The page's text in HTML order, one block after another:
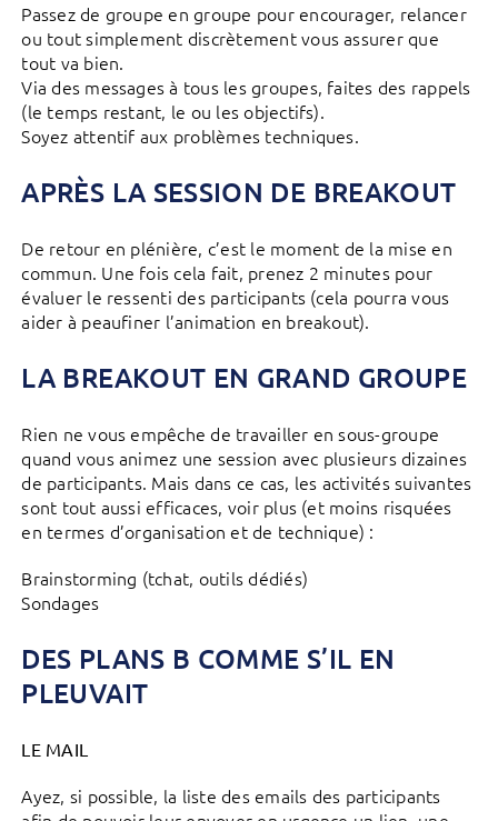
Passez de groupe en groupe pour encourager, relancer
ou tout simplement discrètement vous assurer que
tout va bien.
Via des messages à tous les groupes, faites des rappels
(le temps restant, le ou les objectifs).
Soyez attentif aux problèmes techniques.
APRÈS LA SESSION DE BREAKOUT
De retour en plénière, c’est le moment de la mise en
commun. Une fois cela fait, prenez 2 minutes pour
évaluer le ressenti des participants (cela pourra vous
aider à peaufiner l’animation en breakout).
LA BREAKOUT EN GRAND GROUPE
Rien ne vous empêche de travailler en sous-groupe
quand vous animez une session avec plusieurs dizaines
de participants. Mais dans ce cas, les activités suivantes
sont tout aussi efficaces, voir plus (et moins risquées
en termes d’organisation et de technique) :
Brainstorming (tchat, outils dédiés)
Sondages
DES PLANS B COMME S’IL EN
PLEUVAIT
LE MAIL
Ayez, si possible, la liste des emails des participants